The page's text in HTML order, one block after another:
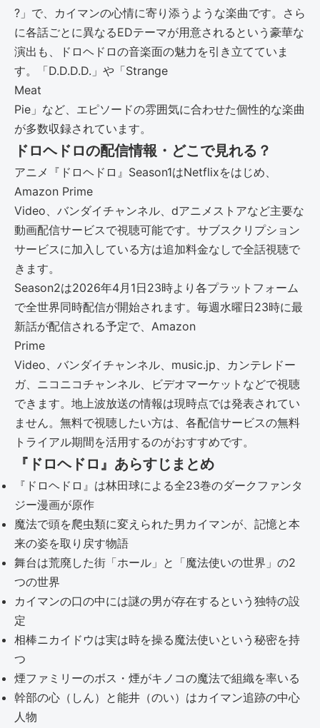
?」で、カイマンの心情に寄り添うような楽曲です。さら
に各話ごとに異なるEDテーマが用意されるという豪華な
演出も、ドロヘドロの音楽面の魅力を引き立てていま
す。「D.D.D.D.」や「Strange
Meat
Pie」など、エピソードの雰囲気に合わせた個性的な楽曲
が多数収録されています。
ドロヘドロの配信情報・どこで見れる？
アニメ『ドロヘドロ』Season1はNetflixをはじめ、
Amazon Prime
Video、バンダイチャンネル、dアニメストアなど主要な
動画配信サービスで視聴可能です。サブスクリプション
サービスに加入している方は追加料金なしで全話視聴で
きます。
Season2は2026年4月1日23時より各プラットフォーム
で全世界同時配信が開始されます。毎週水曜日23時に最
新話が配信される予定で、Amazon
Prime
Video、バンダイチャンネル、music.jp、カンテレドー
ガ、ニコニコチャンネル、ビデオマーケットなどで視聴
できます。地上波放送の情報は現時点では発表されてい
ません。無料で視聴したい方は、各配信サービスの無料
トライアル期間を活用するのがおすすめです。
『ドロヘドロ』あらすじまとめ
『ドロヘドロ』は林田球による全23巻のダークファンタ
ジー漫画が原作
魔法で頭を爬虫類に変えられた男カイマンが、記憶と本
来の姿を取り戻す物語
舞台は荒廃した街「ホール」と「魔法使いの世界」の2
つの世界
カイマンの口の中には謎の男が存在するという独特の設
定
相棒ニカイドウは実は時を操る魔法使いという秘密を持
つ
煙ファミリーのボス・煙がキノコの魔法で組織を率いる
幹部の心（しん）と能井（のい）はカイマン追跡の中心
人物